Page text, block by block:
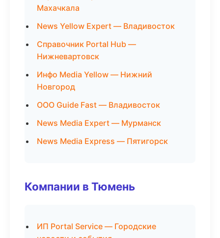
Махачкала
News Yellow Expert — Владивосток
Справочник Portal Hub —
Нижневартовск
Инфо Media Yellow — Нижний
Новгород
ООО Guide Fast — Владивосток
News Media Expert — Мурманск
News Media Express — Пятигорск
Компании в Тюмень
ИП Portal Service — Городские